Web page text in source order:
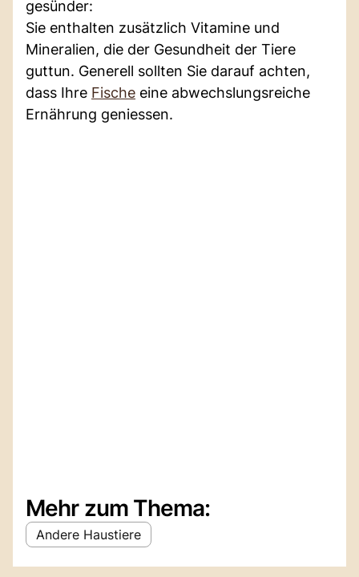
gesünder:
Sie enthalten zusätzlich Vitamine und
Mineralien, die der Gesundheit der Tiere
guttun. Generell sollten Sie darauf achten,
dass Ihre Fische eine abwechslungsreiche
Ernährung geniessen.
Mehr zum Thema:
Andere Haustiere